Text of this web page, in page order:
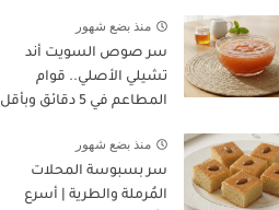
منذ بضع شهور
سر صوص السويت أند
تشيلي الأصلي.. قوام
المطاعم في 5 دقائق وبأقل
منذ بضع شهور
سر بسبوسة المحلات
المُرملة والطرية | أسرع